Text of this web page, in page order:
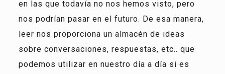
en las que todavía no nos hemos visto, pero
nos podrían pasar en el futuro. De esa manera,
leer nos proporciona un almacén de ideas
sobre conversaciones, respuestas, etc.. que
podemos utilizar en nuestro día a día si es